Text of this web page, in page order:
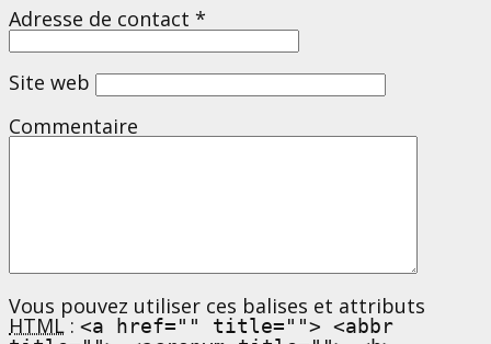
Adresse de contact *
Site web
Commentaire
Vous pouvez utiliser ces balises et attributs
HTML : <a href="" title=""> <abbr